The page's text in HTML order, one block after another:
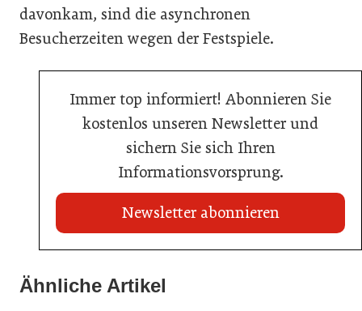
davonkam, sind die asynchronen
Besucherzeiten wegen der Festspiele.
Immer top informiert! Abonnieren Sie
kostenlos unseren Newsletter und
sichern Sie sich Ihren
Informationsvorsprung.
Newsletter abonnieren
Ähnliche Artikel
Travel Start-up Night 2026: Beste Tourismus-Idee